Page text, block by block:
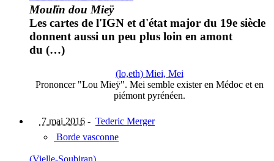
Moulïn dou Mieÿ
Les cartes de l'IGN et d'état major du 19e siècle
donnent aussi un peu plus loin en amont
du (…)
(lo,eth) Miei, Mei
Prononcer "Lou Mieÿ". Mei semble exister en Médoc et en
piémont pyrénéen.
7 mai 2016 - Tederic Merger
Borde vasconne
(Vielle-Soubiran)